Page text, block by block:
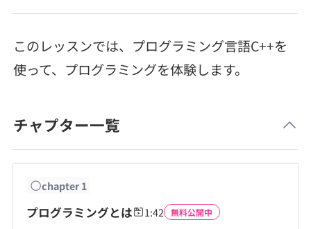
イベント・セミナー
インタビュー
ナレッジ
個人向けプラン
SQL
メディア
Tech Team Journal
note
paizaとは？
このレッスンでは、プログラミング言語C++を
使って、プログラミングを体験します。
チャプター一覧
chapter1
プログラミングとは 1:42 無料公開中